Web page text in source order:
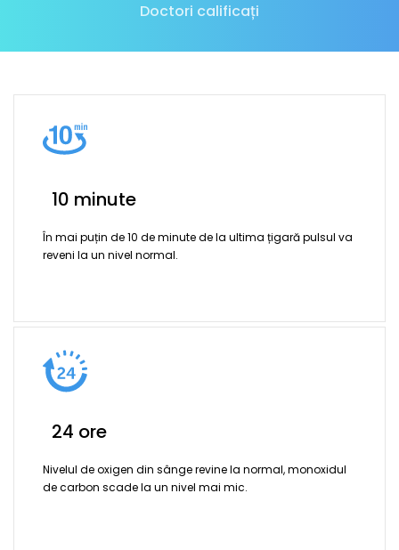
Doctori calificați
10 minute
În mai puțin de 10 de minute de la ultima țigară pulsul va
reveni la un nivel normal.
24 ore
Nivelul de oxigen din sânge revine la normal, monoxidul
de carbon scade la un nivel mai mic.